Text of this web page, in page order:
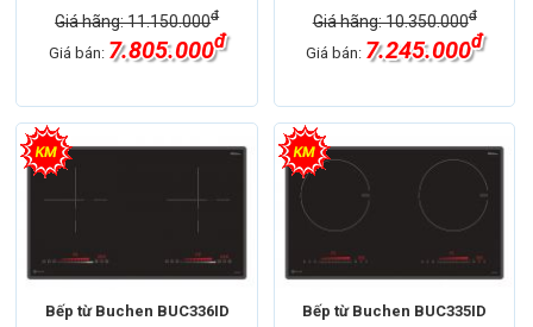
Giá hãng: 11.150.000đ
Giá bán: 7.805.000đ
Giá hãng: 10.350.000đ
Giá bán: 7.245.000đ
Bếp từ Buchen BUC336ID Bếp từ Buchen BUC335ID